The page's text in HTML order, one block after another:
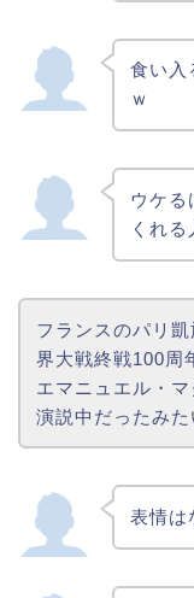
食い入
ｗ
ウケる
くれる
フランスのパリ
界大戦終戦100周
エマニュエル・
演説中だったみた
表情は